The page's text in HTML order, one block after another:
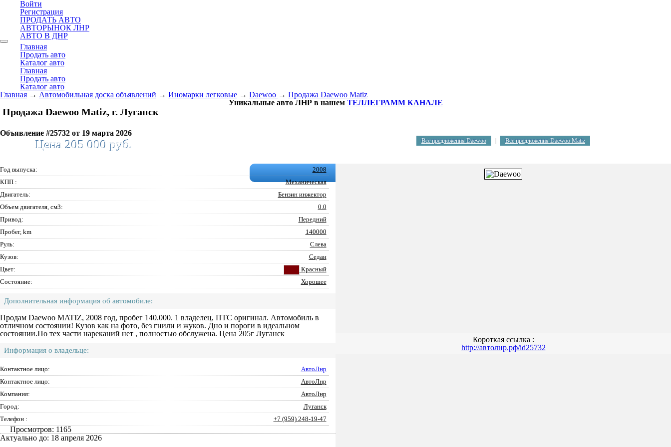
Войти
Регистрация
ПРОДАТЬ АВТО
АВТОРЫНОК ЛНР
АВТО В ДНР
Главная
Продать авто
Каталог авто
Главная
Продать авто
Каталог авто
Главная → Автомобильная доска объявлений → Иномарки легковые → Daewoo → Продажа Daewoo Matiz
Уникальные авто ЛНР в нашем ТЕЛЛЕГРАММ КАНАЛЕ
Продажа Daewoo Matiz, г. Луганск
Объявление #25732 от 19 марта 2026
Цена 205 000 руб. Все предложения Daewoo Все предложения Daewoo Matiz
Год выпуска:
2008
КПП :
Механическая
Двигатель:
Бензин инжектор
Объем двигателя, см3:
0.0
Привод:
Передний
Пробег, km
140000
Руль:
Слева
Кузов:
Седан
Цвет:
Красный
Состояние:
Хорошее
Дополнительная информация об автомобиле:
Продам Daewoo MATIZ, 2008 год, пробег 140.000. 1 владелец, ПТС оригинал. Автомобиль в
отличном состоянии! Кузов как на фото, без гнили и жуков. Дно и пороги в идеальном
состоянии.По тех части нареканий нет , полностью обслужена. Цена 205г Луганск
Информация о владельце:
Контактное лицо:
АвтоЛнр
Контактное лицо:
АвтоЛнр
Компания:
АвтоЛнр
Город:
Луганск
Телефон :
+7 (959) 248-19-47
Просмотров: 1165
Актуально до: 18 апреля 2026
Короткая ссылка :
http://автолнр.рф/id25732